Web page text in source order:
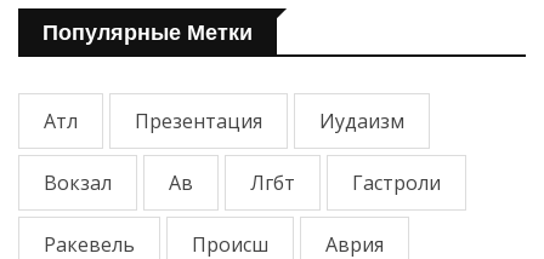
Популярные Метки
Атл Презентация Иудаизм
Вокзал Ав Лгбт Гастроли
Ракевель Происш Аврия